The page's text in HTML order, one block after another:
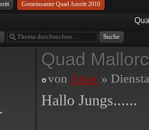
Gemeinsamer Quad Ausritt 2010
Quad
von Joker »
Hallo Jungs......